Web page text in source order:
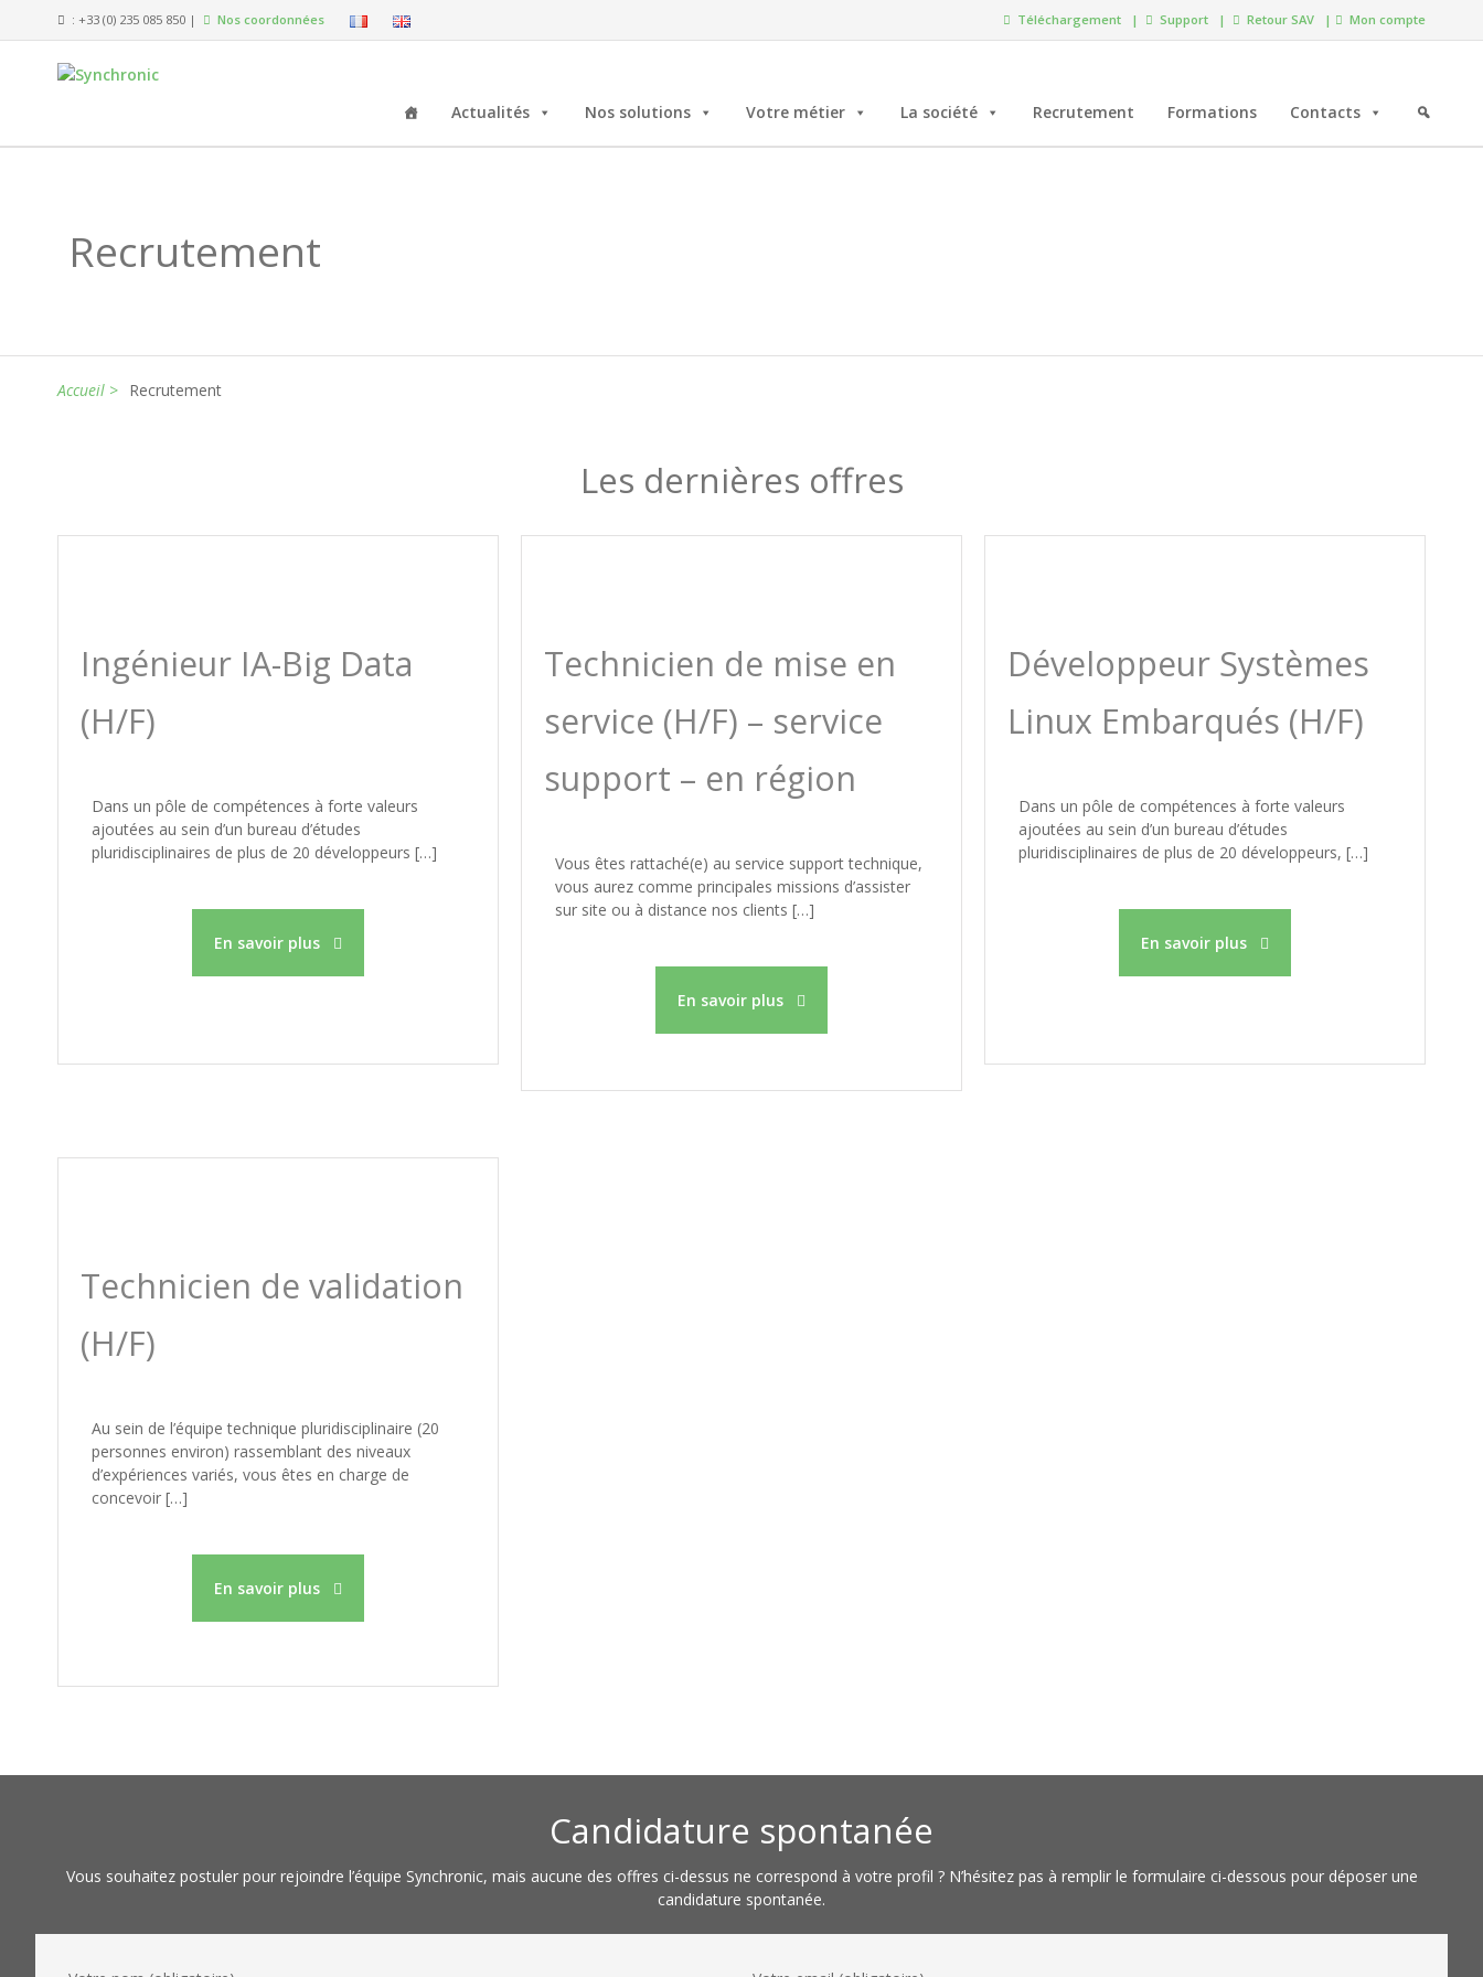
: +33 (0) 235 085 850 | Nos coordonnées Téléchargement | Support | Retour SAV | Mon compte
Actualités Nos solutions Votre métier La société Recrutement Formations Contacts
Recrutement
Accueil > Recrutement
Les dernières offres
Ingénieur IA-Big Data
(H/F)
Dans un pôle de compétences à forte valeurs
ajoutées au sein d’un bureau d’études
pluridisciplinaires de plus de 20 développeurs […]
En savoir plus
Technicien de mise en
service (H/F) – service
support – en région
Vous êtes rattaché(e) au service support technique,
vous aurez comme principales missions d’assister
sur site ou à distance nos clients […]
En savoir plus
Développeur Systèmes
Linux Embarqués (H/F)
Dans un pôle de compétences à forte valeurs
ajoutées au sein d’un bureau d’études
pluridisciplinaires de plus de 20 développeurs, […]
En savoir plus
Technicien de validation
(H/F)
Au sein de l’équipe technique pluridisciplinaire (20
personnes environ) rassemblant des niveaux
d’expériences variés, vous êtes en charge de
concevoir […]
En savoir plus
Candidature spontanée
Vous souhaitez postuler pour rejoindre l’équipe Synchronic, mais aucune des offres ci-dessus ne correspond à votre profil ? N’hésitez pas à remplir le formulaire ci-dessous pour déposer une
candidature spontanée.